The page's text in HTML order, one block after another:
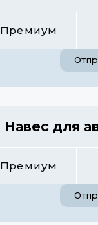
Премиум
Навес для
Премиум